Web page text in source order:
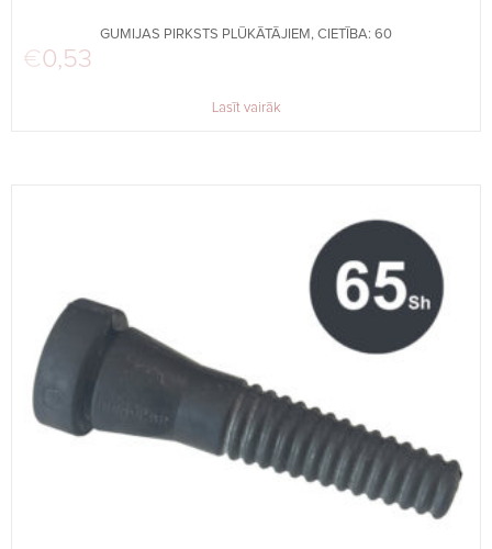
GUMIJAS PIRKSTS PLŪKĀTĀJIEM, CIETĪBA: 60
€0,53
Lasīt vairāk